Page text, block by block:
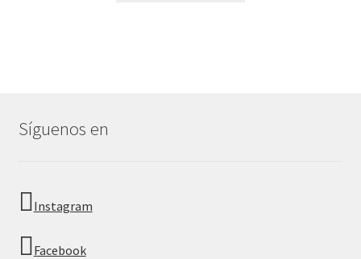
Síguenos en
Instagram
Facebook